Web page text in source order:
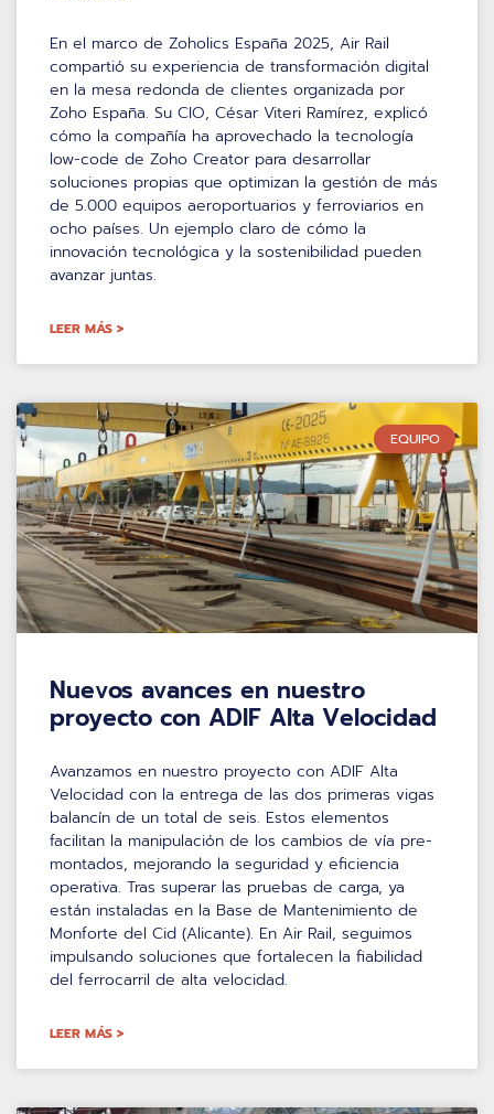
En el marco de Zoholics España 2025, Air Rail
compartió su experiencia de transformación digital
en la mesa redonda de clientes organizada por
Zoho España. Su CIO, César Viteri Ramírez, explicó
cómo la compañía ha aprovechado la tecnología
low-code de Zoho Creator para desarrollar
soluciones propias que optimizan la gestión de más
de 5.000 equipos aeroportuarios y ferroviarios en
ocho países. Un ejemplo claro de cómo la
innovación tecnológica y la sostenibilidad pueden
avanzar juntas.
LEER MÁS >
EQUIPO
Nuevos avances en nuestro
proyecto con ADIF Alta Velocidad
Avanzamos en nuestro proyecto con ADIF Alta
Velocidad con la entrega de las dos primeras vigas
balancín de un total de seis. Estos elementos
facilitan la manipulación de los cambios de vía pre-
montados, mejorando la seguridad y eficiencia
operativa. Tras superar las pruebas de carga, ya
están instaladas en la Base de Mantenimiento de
Monforte del Cid (Alicante). En Air Rail, seguimos
impulsando soluciones que fortalecen la fiabilidad
del ferrocarril de alta velocidad.
LEER MÁS >